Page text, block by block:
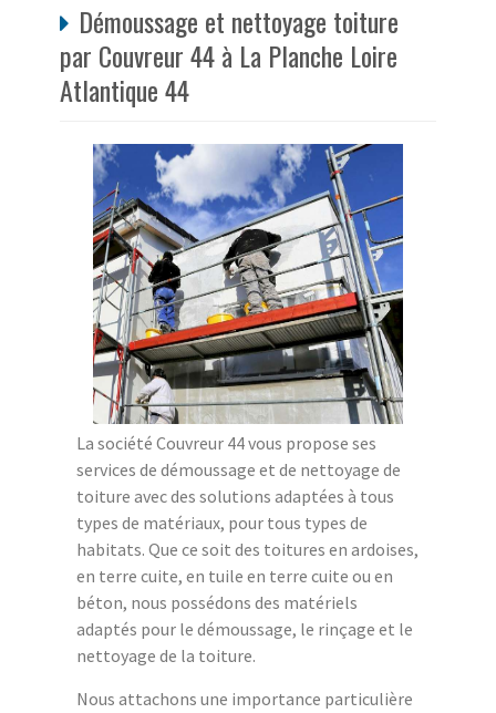
Démoussage et nettoyage toiture
par Couvreur 44 à La Planche Loire
Atlantique 44
La société Couvreur 44 vous propose ses
services de démoussage et de nettoyage de
toiture avec des solutions adaptées à tous
types de matériaux, pour tous types de
habitats. Que ce soit des toitures en ardoises,
en terre cuite, en tuile en terre cuite ou en
béton, nous possédons des matériels
adaptés pour le démoussage, le rinçage et le
nettoyage de la toiture.
Nous attachons une importance particulière